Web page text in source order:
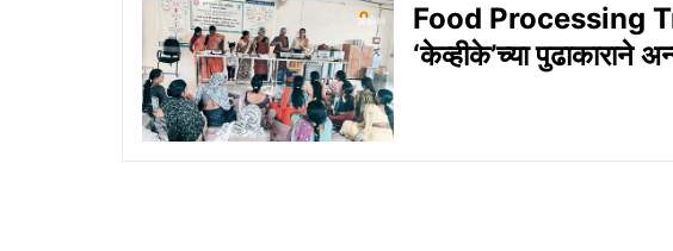
Food Processing
‘केव्हीके’च्या पुढाकाराने